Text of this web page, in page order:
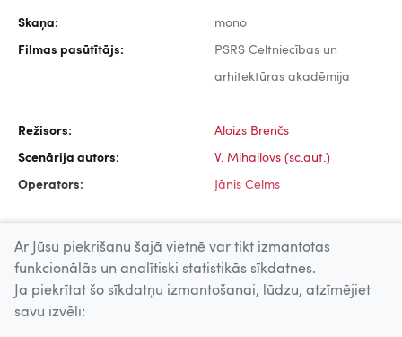
Skaņa: mono
Filmas pasūtītājs: PSRS Celtniecības un
arhitektūras akadēmija
Režisors: Aloizs Brenčs
Scenārija autors: V. Mihailovs (sc.aut.)
Operators: Jānis Celms
Uz augšu
Ar Jūsu piekrišanu šajā vietnē var tikt izmantotas
funkcionālās un analītiski statistikās sīkdatnes.
Ja piekrītat šo sīkdatņu izmantošanai, lūdzu, atzīmējiet
savu izvēli: